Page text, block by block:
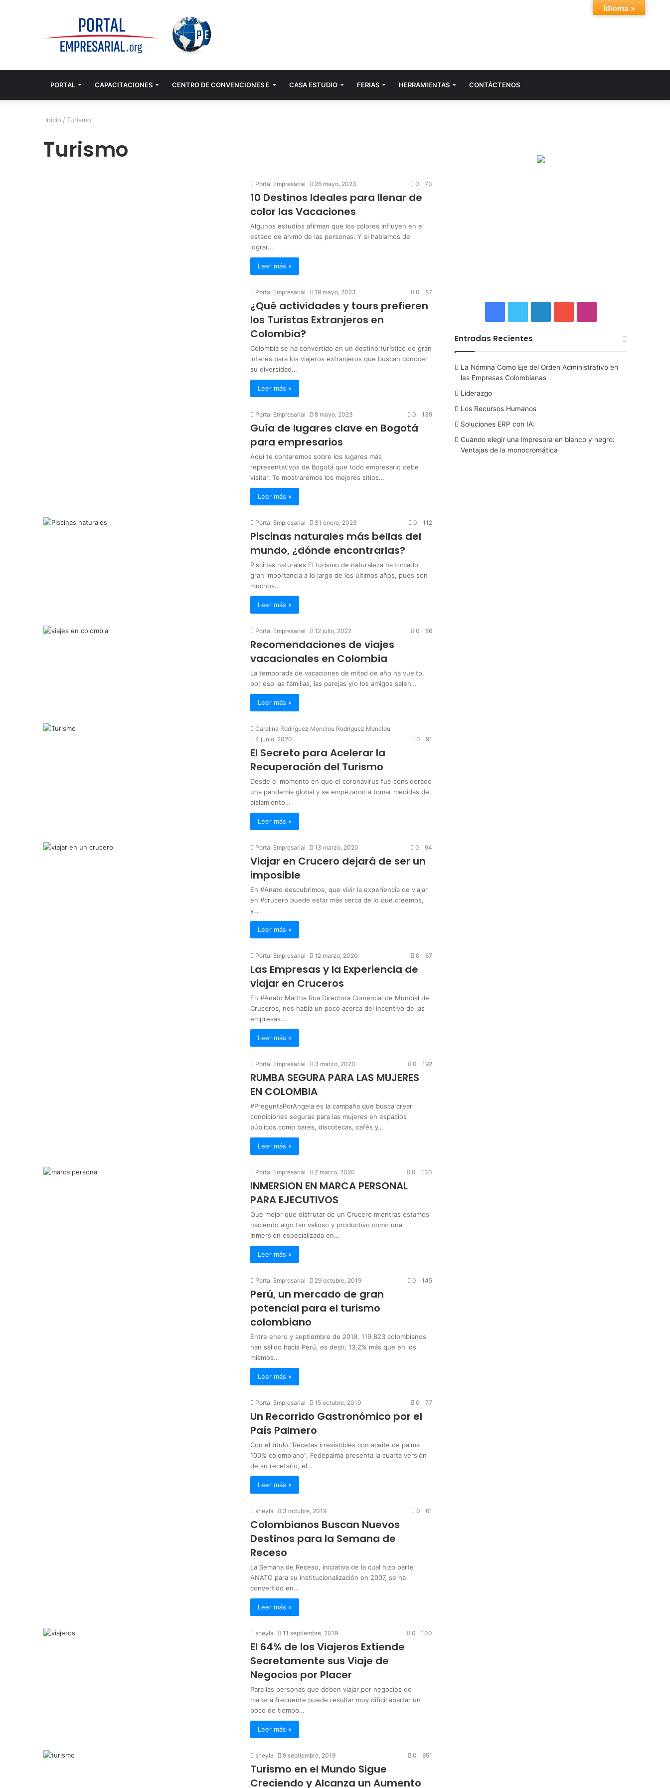
PORTAL CAPACITACIONES CENTRO DE CONVENCIONES E CASA ESTUDIO FERIAS HERRAMIENTAS CONTÁCTENOS
Inicio / Turismo
Turismo
Portal Empresarial 26 mayo, 2023 0 73
10 Destinos Ideales para llenar de
color las Vacaciones
Algunos estudios afirman que los colores influyen en el
estado de ánimo de las personas. Y si hablamos de
lograr…
Leer más »
Portal Empresarial 19 mayo, 2023 0 87
¿Qué actividades y tours prefieren
los Turistas Extranjeros en
Colombia?
Colombia se ha convertido en un destino turístico de gran
interés para los viajeros extranjeros que buscan conocer
su diversidad…
Leer más »
Portal Empresarial 8 mayo, 2023 0 139
Guía de lugares clave en Bogotá
para empresarios
Aquí te contaremos sobre los lugares más
representativos de Bogotá que todo empresario debe
visitar. Te mostraremos los mejores sitios…
Leer más »
Portal Empresarial 31 enero, 2023 0 112
Piscinas naturales más bellas del
mundo, ¿dónde encontrarlas?
Piscinas naturales El turismo de naturaleza ha tomado
gran importancia a lo largo de los últimos años, pues son
muchos…
Leer más »
Portal Empresarial 12 julio, 2022 0 86
Recomendaciones de viajes
vacacionales en Colombia
La temporada de vacaciones de mitad de año ha vuelto,
por eso las familias, las parejas y/o los amigos salen…
Leer más »
Carolina Rodríguez Monclou Rodríguez Monclou
4 junio, 2020
0 91
El Secreto para Acelerar la
Recuperación del Turismo
Desde el momento en que el coronavirus fue considerado
una pandemia global y se empezaron a tomar medidas de
aislamiento…
Leer más »
Portal Empresarial 13 marzo, 2020 0 94
Viajar en Crucero dejará de ser un
imposible
En #Anato descubrimos, que vivir la experiencia de viajar
en #crucero puede estar más cerca de lo que creemos,
y…
Leer más »
Portal Empresarial 12 marzo, 2020 0 67
Las Empresas y la Experiencia de
viajar en Cruceros
En #Anato Martha Roa Directora Comercial de Mundial de
Cruceros, nos habla un poco acerca del incentivo de las
empresas…
Leer más »
Portal Empresarial 3 marzo, 2020 0 192
RUMBA SEGURA PARA LAS MUJERES
EN COLOMBIA
#PreguntaPorAngela es la campaña que busca crear
condiciones seguras para las mujeres en espacios
públicos como bares, discotecas, cafés y…
Leer más »
Portal Empresarial 2 marzo, 2020 0 130
INMERSION EN MARCA PERSONAL
PARA EJECUTIVOS
Que mejor que disfrutar de un Crucero mientras estamos
haciendo algo tan valioso y productivo como una
Inmersión especializada en…
Leer más »
Portal Empresarial 29 octubre, 2019 0 145
Perú, un mercado de gran
potencial para el turismo
colombiano
Entre enero y septiembre de 2019, 119.823 colombianos
han salido hacia Perú, es decir, 13,2% más que en los
mismos…
Leer más »
Portal Empresarial 15 octubre, 2019 0 77
Un Recorrido Gastronómico por el
País Palmero
Con el título “Recetas irresistibles con aceite de palma
100% colombiano”, Fedepalma presenta la cuarta versión
de su recetario, el…
Leer más »
sheyla 3 octubre, 2019 0 61
Colombianos Buscan Nuevos
Destinos para la Semana de
Receso
La Semana de Receso, iniciativa de la cual hizo parte
ANATO para su institucionalización en 2007, se ha
convertido en…
Leer más »
sheyla 11 septiembre, 2019 0 100
El 64% de los Viajeros Extiende
Secretamente sus Viaje de
Negocios por Placer
Para las personas que deben viajar por negocios de
manera frecuente puede resultar muy difícil apartar un
poco de tiempo…
Leer más »
sheyla 9 septiembre, 2019 0 951
Turismo en el Mundo Sigue
Creciendo y Alcanza un Aumento
c
e
o
k
i
t
e
n
k
n
u
T
s
t
Entradas Recientes
La Nómina Como Eje del Orden Administrativo en
las Empresas Colombianas
Liderazgo
Los Recursos Humanos
Soluciones ERP con IA:
Cuándo elegir una impresora en blanco y negro:
Ventajas de la monocromática
Idioma »